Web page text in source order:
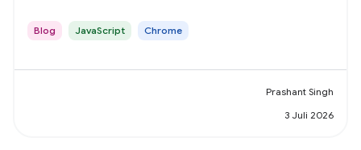
Blog JavaScript Chrome
Prashant Singh
3 Juli 2026